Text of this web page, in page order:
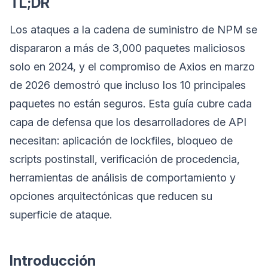
Los ataques a la cadena de suministro de NPM se
dispararon a más de 3,000 paquetes maliciosos
solo en 2024, y el compromiso de Axios en marzo
de 2026 demostró que incluso los 10 principales
paquetes no están seguros. Esta guía cubre cada
capa de defensa que los desarrolladores de API
necesitan: aplicación de lockfiles, bloqueo de
scripts postinstall, verificación de procedencia,
herramientas de análisis de comportamiento y
opciones arquitectónicas que reducen su
superficie de ataque.
Introducción